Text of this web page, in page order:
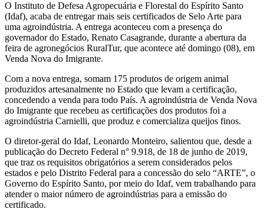
O Instituto de Defesa Agropecuária e Florestal do Espírito Santo
(Idaf), acaba de entregar mais seis certificados de Selo Arte para
uma agroindústria. A entrega aconteceu com a presença do
governador do Estado, Renato Casagrande, durante a abertura da
feira de agronegócios RuralTur, que acontece até domingo (08), em
Venda Nova do Imigrante.
Com a nova entrega, somam 175 produtos de origem animal
produzidos artesanalmente no Estado que levam a certificação,
concedendo a venda para todo País. A agroindústria de Venda Nova
do Imigrante que recebeu as certificações dos produtos foi a
agroindústria Carnielli, que produz e comercializa queijos finos.
O diretor-geral do Idaf, Leonardo Monteiro, salientou que, desde a
publicação do Decreto Federal n° 9.918, de 18 de junho de 2019,
que traz os requisitos obrigatórios a serem considerados pelos
estados e pelo Distrito Federal para a concessão do selo “ARTE”, o
Governo do Espírito Santo, por meio do Idaf, vem trabalhando para
atender o maior número de agroindústrias para a emissão do
certificado.